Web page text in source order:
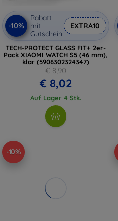
-10%
Rabatt
mit
Gutschein
EXTRA10
TECH-PROTECT GLASS FIT+ 2er-
Pack XIAOMI WATCH S5 (46 mm),
klar (5906302324347)
€ 8,90
€ 8,02
Auf Lager 4 Stk.
-10%